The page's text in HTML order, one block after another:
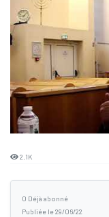
2.1K
0 Déjà abonné
Publiée le 29/06/22